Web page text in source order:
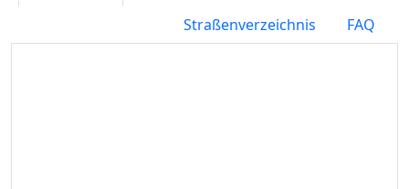
Straßenverzeichnis
FAQ